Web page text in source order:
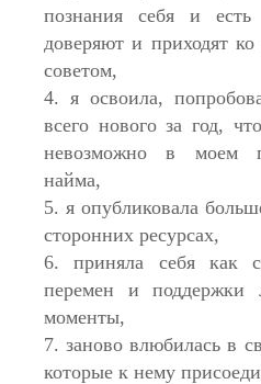
познания себя и
доверяют и приходят
советом,
4. я освоила,
всего нового за год,
невозможно в моем
найма,
5. я опубликовала
сторонних ресурсах,
6. приняла себя как
перемен и поддержки
моменты,
7. заново влюбилась в
которые к нему